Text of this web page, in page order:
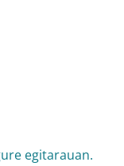
egitarauan.